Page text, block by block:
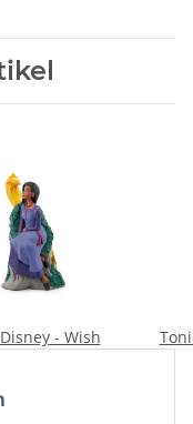
- Wish